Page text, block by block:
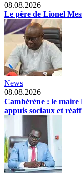
08.08.2026
Le père de Lionel
News
08.08.2026
Cambérène : le maire
appuis sociaux et